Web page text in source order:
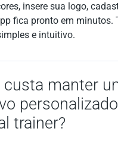
insere sua logo,
fica pronto em minutos.
e intuitivo.
custa manter
trainer?